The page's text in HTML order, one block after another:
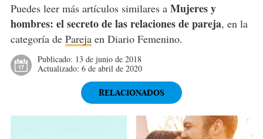
Puedes leer más artículos similares a Mujeres y
hombres: el secreto de las relaciones de pareja, en la
categoría de Parejaen Diario Femenino.
Publicado: 13 de junio de 2018
Actualizado: 6 de abril de 2020
RELACIONADOS